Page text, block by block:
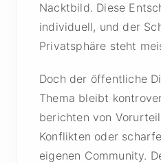
Nacktbild. Diese
individuell, und der
Privatsphäre steht
Doch der öffentliche
Thema bleibt
berichten von
Konflikten oder
eigenen Community.